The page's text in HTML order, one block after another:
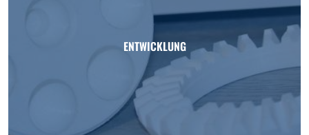
ENTWICKLUNG